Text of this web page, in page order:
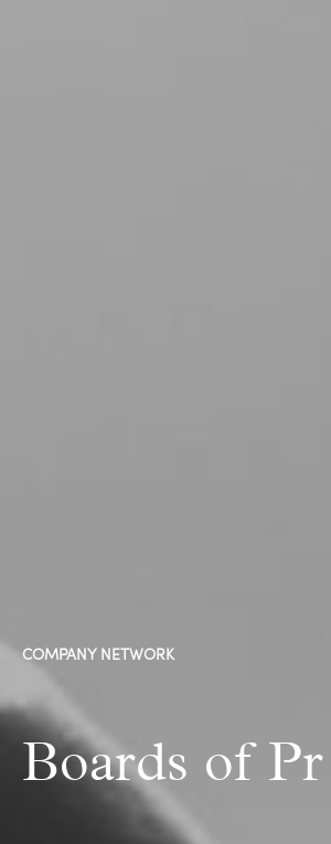
COMPANY NETWORK
Board|